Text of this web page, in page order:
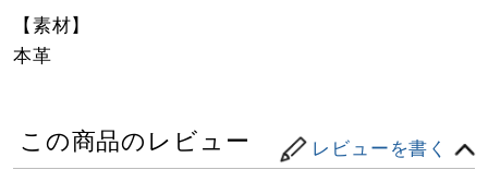
【素材】
本革
この商品のレビュー レビューを書く